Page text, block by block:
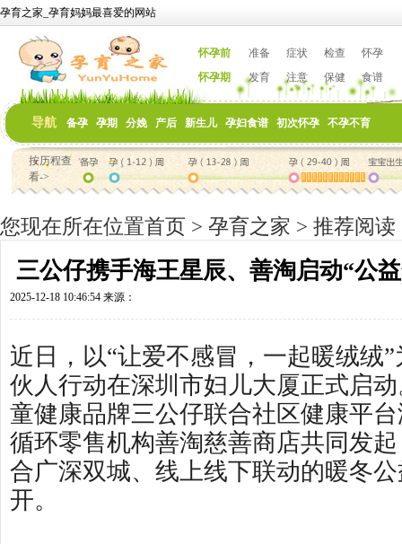
孕育之家_孕育妈妈最喜爱的网站
怀孕前 准备 症状 检查
怀孕
怀孕期
发育 注意 保健 食谱
导航 备孕 孕期 分娩 产后 新生儿 孕妇食谱 初次怀孕 不孕不育
按历程查
看->
您现在所在位置首页 > 孕育之家 > 推荐阅读
三公仔携手海王星辰、善淘启动“公
2025-12-18 10:46:54 来源：
近日，以“让爱不感冒，一起暖绒绒
伙人行动在深圳市妇儿大厦正式启
童健康品牌三公仔联合社区健康平
循环零售机构善淘慈善商店共同发
合广深双城、线上线下联动的暖冬
开。